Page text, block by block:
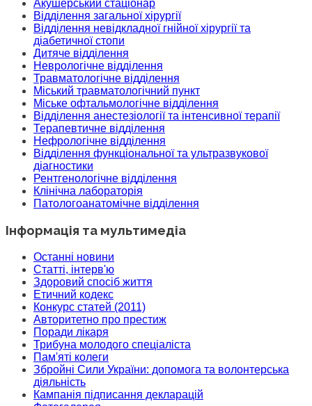
Акушерський стаціонар
Відділення загальної хірургії
Відділення невідкладної гнійної хірургії та
діабетичної стопи
Дитяче відділення
Неврологічне відділення
Травматологічне відділення
Міський травматологічний пункт
Міське офтальмологічне відділення
Відділення анестезіології та інтенсивної терапії
Терапевтичне відділення
Нефрологічне відділення
Відділення функціональної та ультразвукової
діагностики
Рентгенологічне відділення
Клінічна лабораторія
Патологоанатомічне відділення
Інформація та мультимедіа
Останні новини
Статті, інтерв'ю
Здоровий спосіб життя
Етичний кодекс
Конкурс статей (2011)
Авторитетно про престиж
Поради лікаря
Трибуна молодого спеціаліста
Пам'яті колеги
Збройні Сили України: допомога та волонтерська
діяльність
Кампанія підписання декларацій